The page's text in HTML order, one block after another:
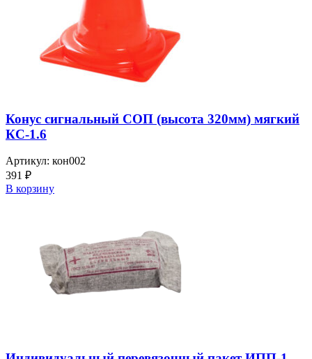
Конус сигнальный СОП (высота 320мм) мягкий
КС-1.6
Артикул: кон002
391 ₽
В корзину